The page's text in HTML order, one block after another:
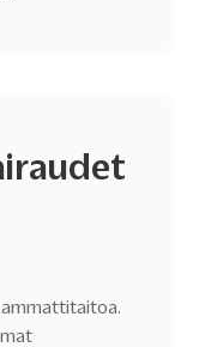
ammattitaitoa.